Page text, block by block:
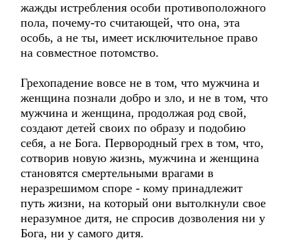
жажды истребления особи противоположного
пола, почему-то считающей, что она, эта
особь, а не ты, имеет исключительное право
на совместное потомство.
Грехопадение вовсе не в том, что мужчина и
женщина познали добро и зло, и не в том, что
мужчина и женщина, продолжая род свой,
создают детей своих по образу и подобию
себя, а не Бога. Первородный грех в том, что,
сотворив новую жизнь, мужчина и женщина
становятся смертельными врагами в
неразрешимом споре - кому принадлежит
путь жизни, на который они вытолкнули свое
неразумное дитя, не спросив дозволения ни у
Бога, ни у самого дитя.